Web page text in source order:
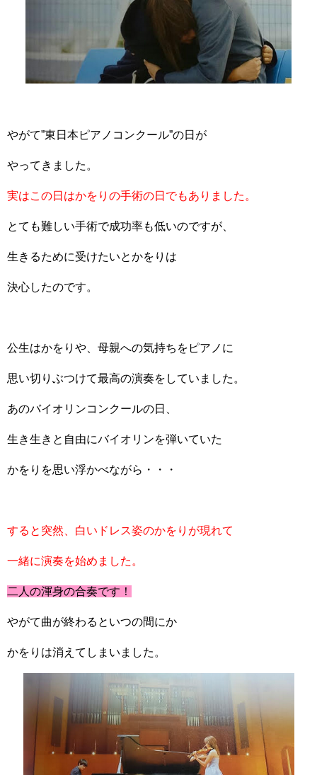
やがて”東日本ピアノコンクール”の日が
やってきました。
実はこの日はかをりの手術の日でもありました。
とても難しい手術で成功率も低いのですが、
生きるために受けたいとかをりは
決心したのです。
公生はかをりや、母親への気持ちをピアノに
思い切りぶつけて最高の演奏をしていました。
あのバイオリンコンクールの日、
生き生きと自由にバイオリンを弾いていた
かをりを思い浮かべながら・・・
すると突然、白いドレス姿のかをりが現れて
一緒に演奏を始めました。
二人の渾身の合奏です！
やがて曲が終わるといつの間にか
かをりは消えてしまいました。